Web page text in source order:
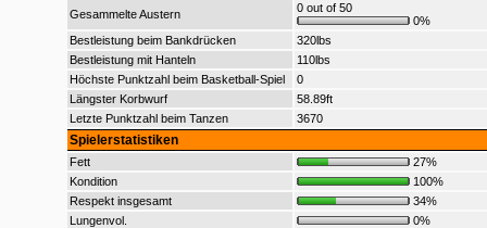
Gesammelte Austern
0 out of 50
0%
Bestleistung beim Bankdrücken
320lbs
Bestleistung mit Hanteln
110lbs
Höchste Punktzahl beim Basketball-Spiel
0
Längster Korbwurf
58.89ft
Letzte Punktzahl beim Tanzen
3670
Spielerstatistiken
Fett
27%
Kondition
100%
Respekt insgesamt
34%
Lungenvol.
0%